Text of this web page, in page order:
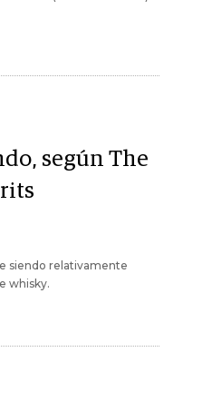
según The
siendo relativamente
whisky.